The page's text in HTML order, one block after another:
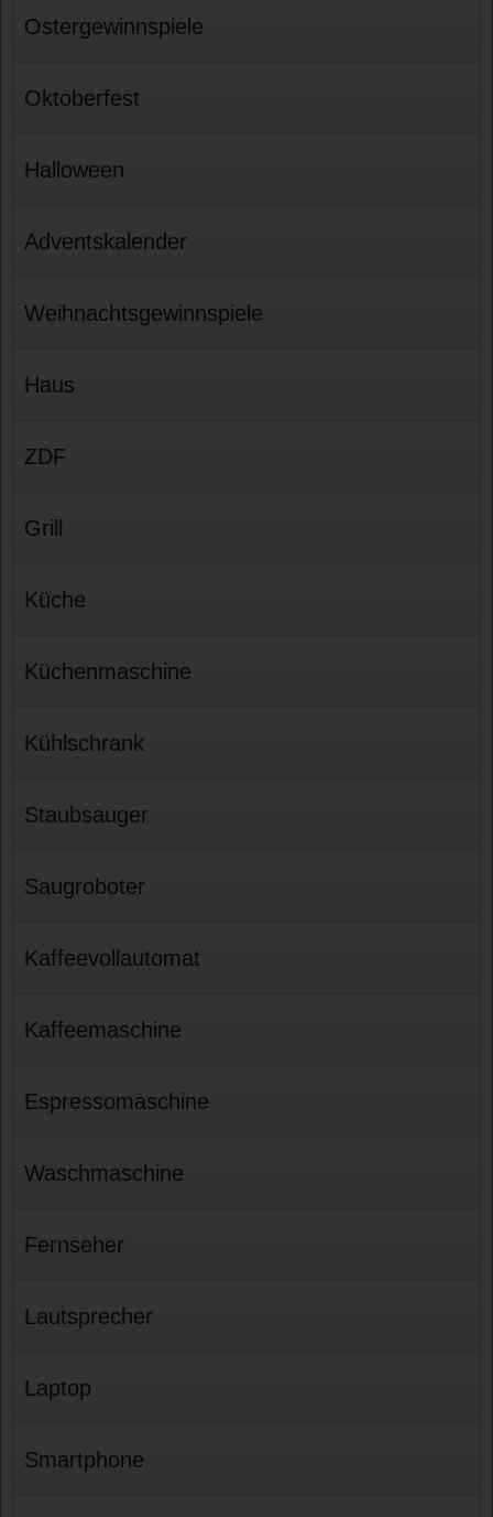
Ostergewinnspiele
Oktoberfest
Halloween
Adventskalender
Weihnachtsgewinnspiele
Haus
ZDF
Grill
Küche
Küchenmaschine
Kühlschrank
Staubsauger
Saugroboter
Kaffeevollautomat
Kaffeemaschine
Espressomaschine
Waschmaschine
Fernseher
Lautsprecher
Laptop
Smartphone